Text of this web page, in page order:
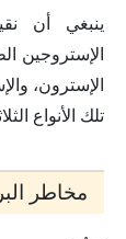
ينبغي أن
الإستروجين
الإسترون،
تلك الأنواع
مخاطر